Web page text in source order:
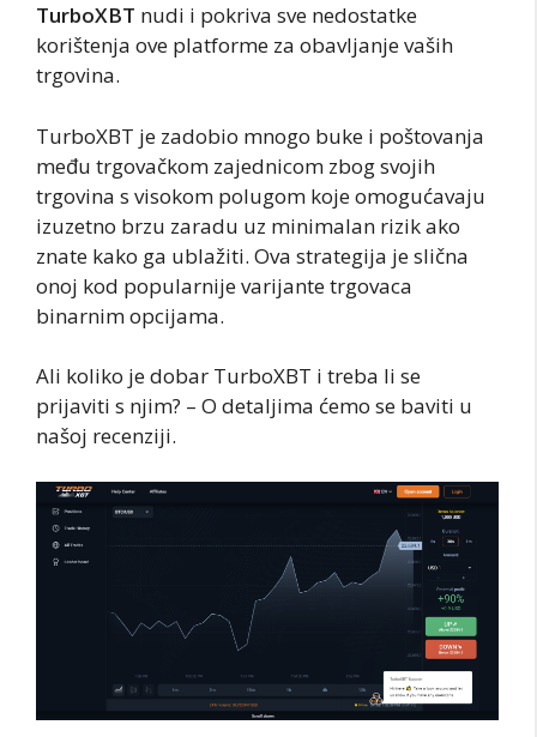
TurboXBT nudi i pokriva sve nedostatke
korištenja ove platforme za obavljanje vaših
trgovina.
TurboXBT je zadobio mnogo buke i poštovanja
među trgovačkom zajednicom zbog svojih
trgovina s visokom polugom koje omogućavaju
izuzetno brzu zaradu uz minimalan rizik ako
znate kako ga ublažiti. Ova strategija je slična
onoj kod popularnije varijante trgovaca
binarnim opcijama.
Ali koliko je dobar TurboXBT i treba li se
prijaviti s njim? – O detaljima ćemo se baviti u
našoj recenziji.